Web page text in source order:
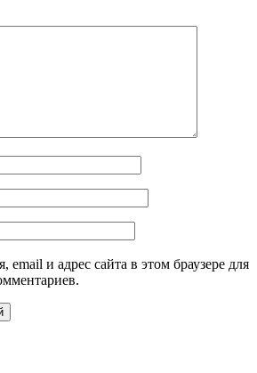
email и адрес сайта в этом браузере для